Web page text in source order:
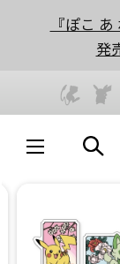
『ぽこ
発